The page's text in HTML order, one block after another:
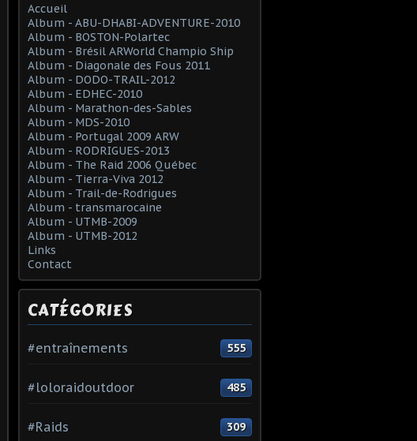
Accueil
Album - ABU-DHABI-ADVENTURE-2010
Album - BOSTON-Polartec
Album - Brésil ARWorld Champio Ship
Album - Diagonale des Fous 2011
Album - DODO-TRAIL-2012
Album - EDHEC-2010
Album - Marathon-des-Sables
Album - MDS-2010
Album - Portugal 2009 ARW
Album - RODRIGUES-2013
Album - The Raid 2006 Québec
Album - Tierra-Viva 2012
Album - Trail-de-Rodrigues
Album - transmarocaine
Album - UTMB-2009
Album - UTMB-2012
Links
Contact
CATÉGORIES
#entraînements 555
#loloraidoutdoor 485
#Raids 309